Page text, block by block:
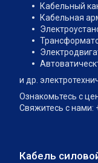
Кабельный
Кабельная
и др.
Ознакомьтесь с
Свяжитесь с нами:
Кабель